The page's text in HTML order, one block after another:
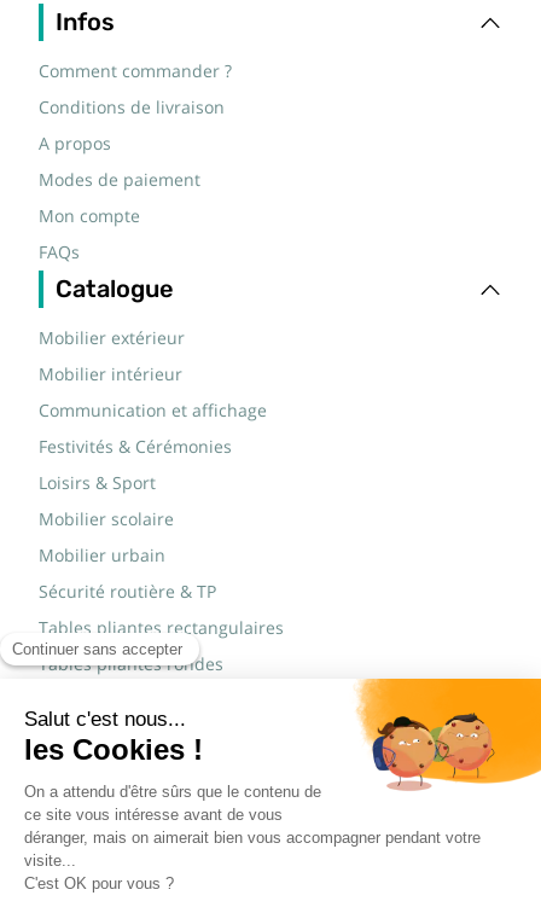
Infos
Comment commander ?
Conditions de livraison
A propos
Modes de paiement
Mon compte
FAQs
Catalogue
Mobilier extérieur
Mobilier intérieur
Communication et affichage
Festivités & Cérémonies
Loisirs & Sport
Mobilier scolaire
Mobilier urbain
Sécurité routière & TP
Tables pliantes rectangulaires
Tables pliantes rondes
Marques
JAD Groupe
Procity®